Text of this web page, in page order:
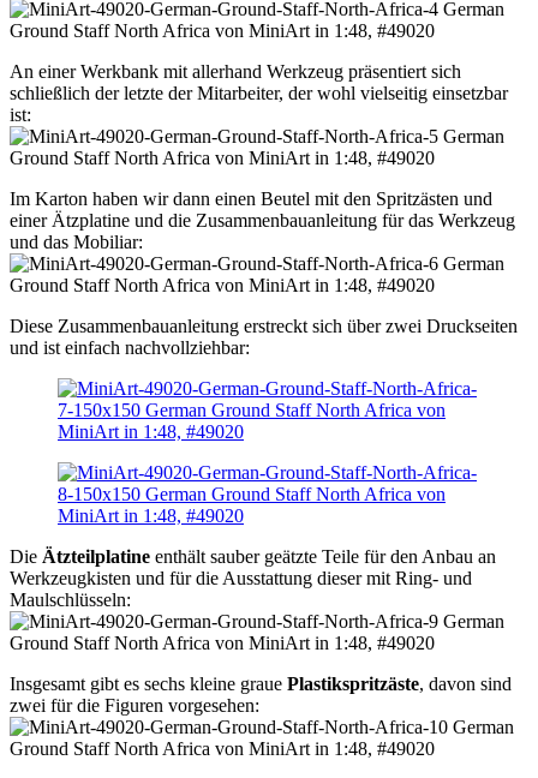
An einer Werkbank mit allerhand Werkzeug präsentiert sich
schließlich der letzte der Mitarbeiter, der wohl vielseitig einsetzbar
ist:
Im Karton haben wir dann einen Beutel mit den Spritzästen und
einer Ätzplatine und die Zusammenbauanleitung für das Werkzeug
und das Mobiliar:
Diese Zusammenbauanleitung erstreckt sich über zwei Druckseiten
und ist einfach nachvollziehbar:
Die Ätzteilplatine enthält sauber geätzte Teile für den Anbau an
Werkzeugkisten und für die Ausstattung dieser mit Ring- und
Maulschlüsseln:
Insgesamt gibt es sechs kleine graue Plastikspritzäste, davon sind
zwei für die Figuren vorgesehen: